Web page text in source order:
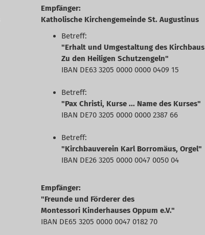
Empfänger:
Katholische Kirchengemeinde St. Augustinus
Betreff:
"Erhalt und Umgestaltung des Kirchbaus
Zu den Heiligen Schutzengeln"
IBAN DE63 3205 0000 0000 0409 15
Betreff:
"Pax Christi, Kurse ... Name des Kurses"
IBAN DE70 3205 0000 0000 2387 66
Betreff:
"Kirchbauverein Karl Borromäus, Orgel"
IBAN DE26 3205 0000 0047 0050 04
Empfänger:
"Freunde und Förderer des
Montessori Kinderhauses Oppum e.V."
IBAN DE65 3205 0000 0047 0182 70